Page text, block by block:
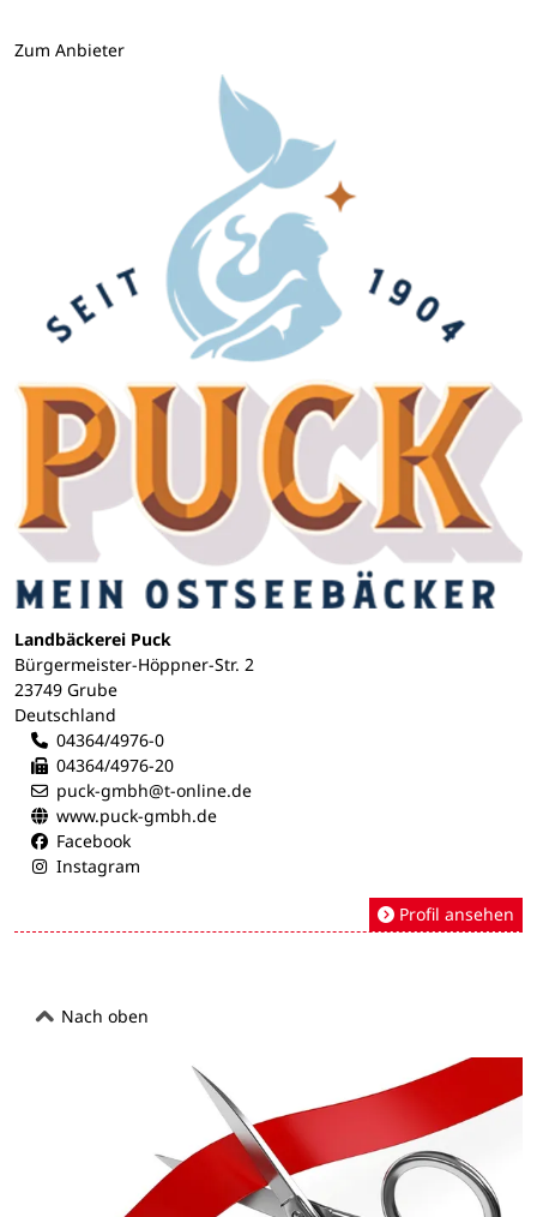
Zum Anbieter
Landbäckerei Puck
Bürgermeister-Höppner-Str. 2
23749 Grube
Deutschland
04364/4976-0
04364/4976-20
puck-gmbh@t-online.de
www.puck-gmbh.de
Facebook
Instagram
Profil ansehen
Nach oben